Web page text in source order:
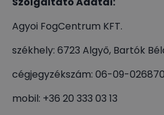
Agyoi FogCentrum KFT.
székhely: 6723 Algyő, Bartók
cégjegyzékszám: 06-09-
mobil: +36 20 333 03 13